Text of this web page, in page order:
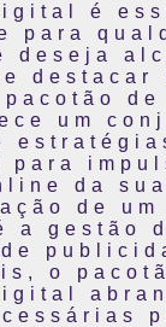
é
para
deseja
destacar
de
um
para
da
de um
a gestão
o